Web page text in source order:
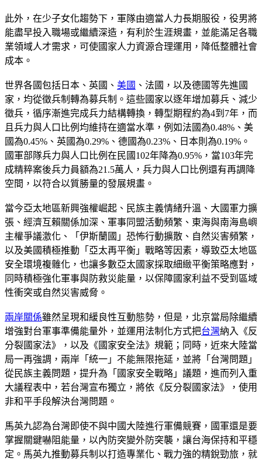
此外，在少子女化趨勢下，軍隊由適當人力長期服役，役男將
能盡早投入職場或繼續深造，有利於生涯規畫，並能滿足各職
業領域人才需求，可使國家人力資源合理運用，降低整體社會
成本。
世界各國包括日本、英國、 美國 、法國，以及德國等先進國
家，均從徵兵制轉為募兵制。這些國家以逐年增加募兵、減少
徵兵，循序漸進完成兵力結構轉換，轉型期程約為4到7年，而
且兵力與人口比例均維持在適當水準，例如法國為0.48%、美
國為0.45%、英國為0.29%、德國為0.23%、日本則為0.19%。
國軍部隊兵力與人口比例在民國102年降為0.95%，當103年完
成精粹案後兵力員額為21.5萬人，兵力與人口比例還有再調降
空間，以符合以質勝量的發展規畫。
當今亞太地區新興強權崛起、民族主義情緒升溫、大國軍力擴
張、經濟互賴關係加深、軍事同盟活動頻繁、東海與南海島嶼
主權爭議激化、「伊斯蘭國」恐怖行動擴散、自然災害頻繁，
以及美國積極推動「亞太再平衡」戰略等因素，導致亞太地區
安全環境複雜化，也讓多數亞太國家採取細緻平衡策略應對，
同時積極強化軍事與防救災能量，以保障國家利益不受到區域
性衝突或自然災害威脅。
兩岸關係雖然呈現和緩良性互動態勢，但是，北京當局除繼續
增強對台軍事準備能量外，並運用法制化方式把台灣納入《反
分裂國家法》，以及《國家安全法》規範；同時，近來大陸當
局一再強調，兩岸「統一」不能無限拖延，並將「台灣問題」
從民族主義問題，提升為「國家安全戰略」議題，進而列入重
大議程表中，若台灣宣布獨立，將依《反分裂國家法》，使用
非和平手段解決台灣問題。
馬英九認為台灣即使不與中國大陸進行軍備競賽，國軍還是要
掌握關鍵嚇阻能量，以內防突變外防突襲，讓台海保持和平穩
定。馬英九推動募兵制以打造專業化、戰力強的精銳勁旅，就